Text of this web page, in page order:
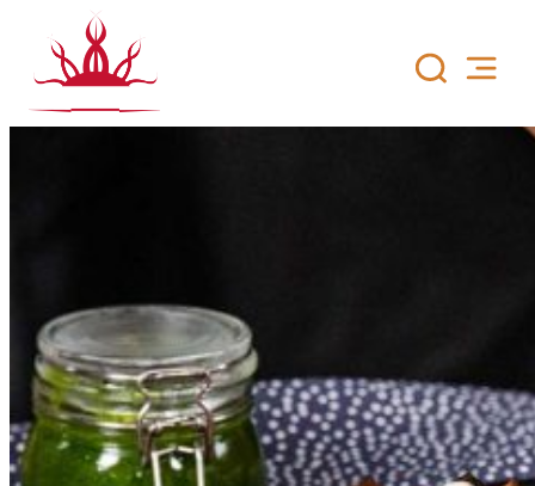
sisältöön